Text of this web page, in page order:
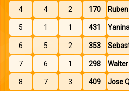
4
4 2 170
5
1 1 431
6
5 2 353
7
6 1 298
8
7 3 409 Jose